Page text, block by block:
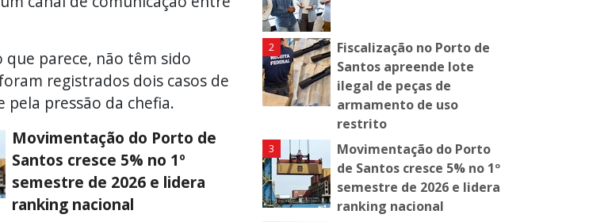
que parece, não têm sido
registrados dois casos de
pela pressão da chefia.
Movimentação do Porto de
Santos cresce 5% no 1º
semestre de 2026 e lidera
ranking nacional
Fiscalização no Porto de
Santos apreende lote
ilegal de peças de
armamento de uso
restrito
Movimentação do Porto
de Santos cresce 5% no 1º
semestre de 2026 e lidera
ranking nacional